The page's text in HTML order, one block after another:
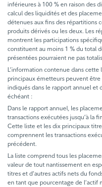
inférieures à 100 % en raison des
calcul des liquidités et des
détenues aux fins des répartitions
produits dérivés ou les deux. Les
montrent les participations
constituent au moins 1 % du total
présentées pourraient ne pas
L’information contenue dans
principaux émetteurs peuvent
indiqués dans le rapport annuel et
échéant :
Dans le rapport annuel, les
transactions exécutées jusqu’à la
Cette liste et les dix principaux
comprennent les transactions
précédent.
La liste comprend tous les
valeur de tout nantissement en
titres et d’autres actifs nets du
en tant que pourcentage de l’actif